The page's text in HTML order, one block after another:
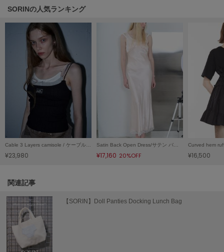
KEEN
LAATO
le coq sportif
ルコックスポルティフ
LeSportsac
LILY BROWN
LILY BROWN Lingerie
リリーブラウンランジェリー
LITTLE UNION TOKYO
リトルユニオン トウキョウ
SORINの人気ランキング
Cable 3 Layers camisole / ケーブル3レイヤーキャミソール
¥23,980
Satin Back Open Dress/サテン バックオープンドレス
¥17,160 20%OFF ¥16,500
関連記事
【SORIN】Doll Panties Docking Lunch Bag